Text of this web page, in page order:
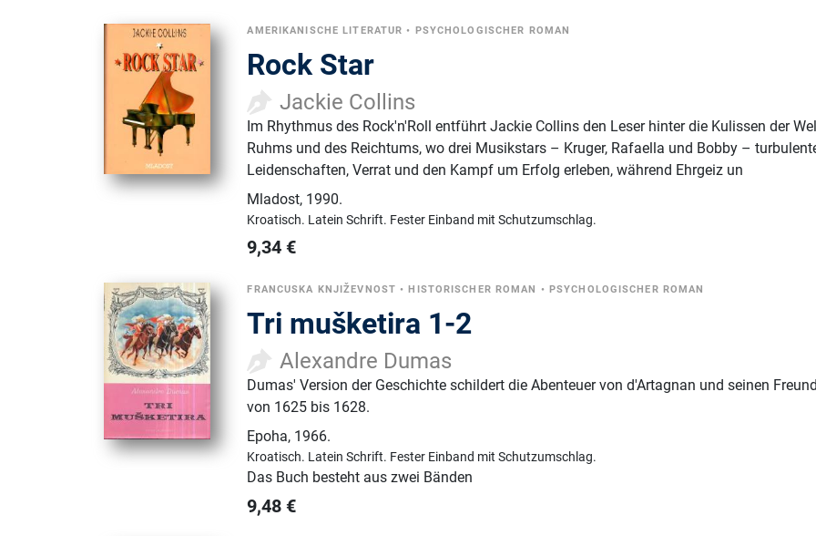
AMERIKANISCHE LITERATUR • PSYCHOLOGISCHER ROMAN
Rock Star
Jackie Collins
Im Rhythmus des Rock'n'Roll entführt Jackie Collins den Leser hinter die Kulissen der
Ruhms und des Reichtums, wo drei Musikstars – Kruger, Rafaella und Bobby –
Leidenschaften, Verrat und den Kampf um Erfolg erleben, während Ehrgeiz un
Mladost, 1990.
Kroatisch. Latein Schrift. Fester Einband mit Schutzumschlag.
9,34 €
FRANCUSKA KNJIŽEVNOST •HISTORISCHER ROMAN • PSYCHOLOGISCHER ROMAN
Tri mušketira 1-2
Alexandre Dumas
Dumas' Version der Geschichte schildert die Abenteuer von d'Artagnan und seinen
von 1625 bis 1628.
Epoha, 1966.
Kroatisch. Latein Schrift. Fester Einband mit Schutzumschlag.
Das Buch besteht aus zwei Bänden
9,48 €